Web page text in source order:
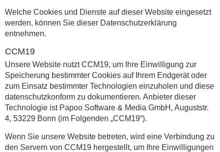
Welche Cookies und Dienste auf dieser Website eingesetzt
werden, können Sie dieser Datenschutzerklärung
entnehmen.
CCM19
Unsere Website nutzt CCM19, um Ihre Einwilligung zur
Speicherung bestimmter Cookies auf Ihrem Endgerät oder
zum Einsatz bestimmter Technologien einzuholen und diese
datenschutzkonform zu dokumentieren. Anbieter dieser
Technologie ist Papoo Software & Media GmbH, Auguststr.
4, 53229 Bonn (im Folgenden „CCM19“).
Wenn Sie unsere Website betreten, wird eine Verbindung zu
den Servern von CCM19 hergestellt, um Ihre Einwilligungen